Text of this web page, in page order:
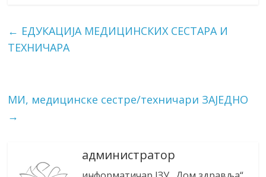
← ЕДУКАЦИЈА МЕДИЦИНСКИХ СЕСТАРА И
ТЕХНИЧАРА
МИ, медицинске сестре/техничари ЗАЈЕДНО
→
администратор